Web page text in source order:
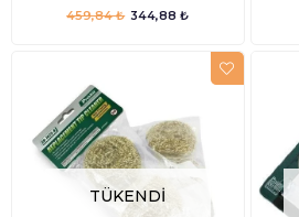
344,88 ₺
459,84 ₺
TÜKENDI